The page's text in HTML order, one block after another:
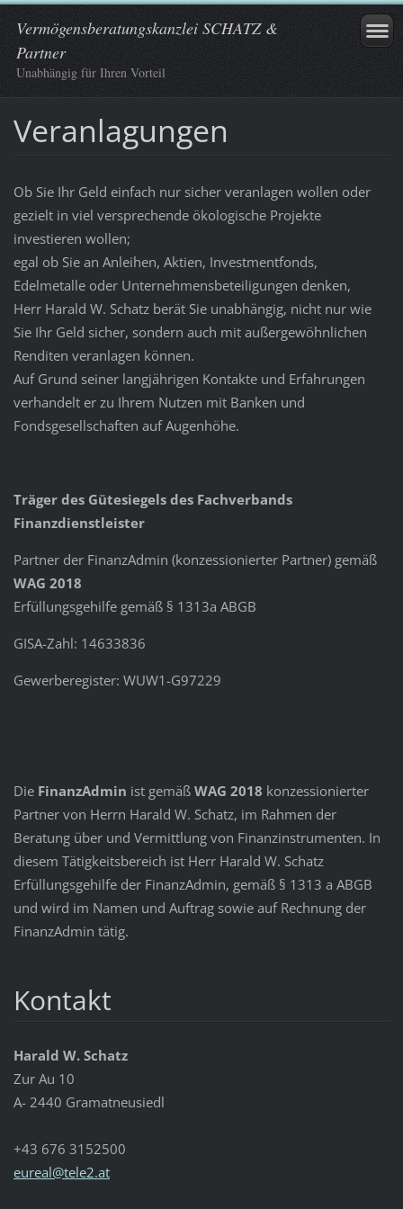
Vermögensberatungskanzlei SCHATZ &
Partner
Unabhängig für Ihren Vorteil
Veranlagungen
Ob Sie Ihr Geld einfach nur sicher veranlagen wollen oder
gezielt in viel versprechende ökologische Projekte
investieren wollen;
egal ob Sie an Anleihen, Aktien, Investmentfonds,
Edelmetalle oder Unternehmensbeteiligungen denken,
Herr Harald W. Schatz berät Sie unabhängig, nicht nur wie
Sie Ihr Geld sicher, sondern auch mit außergewöhnlichen
Renditen veranlagen können.
Auf Grund seiner langjährigen Kontakte und Erfahrungen
verhandelt er zu Ihrem Nutzen mit Banken und
Fondsgesellschaften auf Augenhöhe.
Träger des Gütesiegels des Fachverbands
Finanzdienstleister
Partner der FinanzAdmin (konzessionierter Partner) gemäß
WAG 2018
Erfüllungsgehilfe gemäß § 1313a ABGB
GISA-Zahl: 14633836
Gewerberegister: WUW1-G97229
Die FinanzAdmin ist gemäß WAG 2018 konzessionierter
Partner von Herrn Harald W. Schatz, im Rahmen der
Beratung über und Vermittlung von Finanzinstrumenten. In
diesem Tätigkeitsbereich ist Herr Harald W. Schatz
Erfüllungsgehilfe der FinanzAdmin, gemäß § 1313 a ABGB
und wird im Namen und Auftrag sowie auf Rechnung der
FinanzAdmin tätig.
Kontakt
Harald W. Schatz
Zur Au 10
A- 2440 Gramatneusiedl
+43 676 3152500
eureal@tele2.at